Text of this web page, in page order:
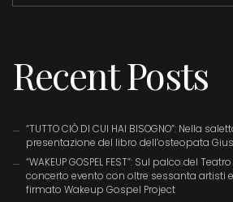
Recent Posts
“TUTTO CIÒ DI CUI HAI BISOGNO”: Nella
presentazione del libro dell’osteopata
“WAKEUP GOSPEL FEST”: Sul palco del
concerto evento con oltre sessanta artisti
firmato Wakeup Gospel Project